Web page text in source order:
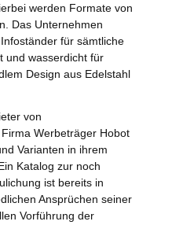
werden Formate von
Das Unternehmen
für sämtliche
und wasserdicht für
Design aus Edelstahl
von
Werbeträger Hobot
Varianten in ihrem
Katalog zur noch
ist bereits in
Ansprüchen seiner
Vorführung der